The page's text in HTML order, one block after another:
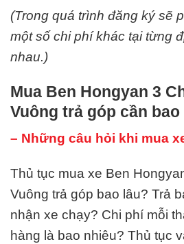
(Trong quá trình đăng ký sẽ
một số chi phí khác tại từng
nhau.)
Mua Ben Hongyan 3
Vuông trả góp cần
– Những câu hỏi khi mua
Thủ tục mua xe Ben
Vuông trả góp bao lâu? Trả
nhận xe chạy? Chi phí mỗi
hàng là bao nhiêu? Thủ tục